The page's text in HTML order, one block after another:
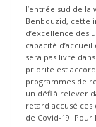
l’entrée sud de la
Benbouzid, cette
d’excellence des
capacité
sera pas livré
priorité est
programmes de
un défi à relever
retard accusé
de Covid-19. Pour